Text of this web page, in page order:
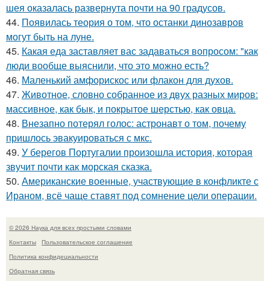
шея оказалась развернута почти на 90 градусов.
44. Появилась теория о том, что останки динозавров
могут быть на луне.
45. Какая еда заставляет вас задаваться вопросом: "как
люди вообще выяснили, что это можно есть?
46. Маленький амфорискос или флакон для духов.
47. Животное, словно собранное из двух разных миров:
массивное, как бык, и покрытое шерстью, как овца.
48. Внезапно потерял голос: астронавт о том, почему
пришлось эвакуироваться с мкс.
49. У берегов Португалии произошла история, которая
звучит почти как морская сказка.
50. Американские военные, участвующие в конфликте с
Ираном, всё чаще ставят под сомнение цели операции.
© 2026 Наука для всех простыми словами
Контакты
Пользовательское соглашение
Политика конфидециальности
Обратная связь